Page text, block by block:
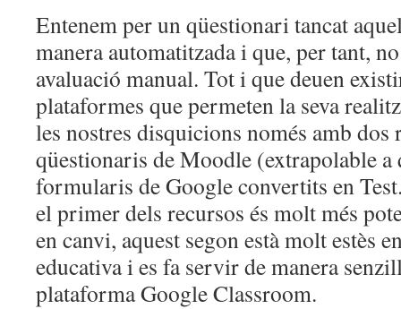
Entenem per un qüestionari tancat
manera automatitzada i que, per tant,
avaluació manual. Tot i que deuen
plataformes que permeten la seva
les nostres disquicions només amb dos
qüestionaris de Moodle (extrapolable
formularis de Google convertits en
el primer dels recursos és molt més
en canvi, aquest segon està molt estès
educativa i es fa servir de manera
plataforma Google Classroom.